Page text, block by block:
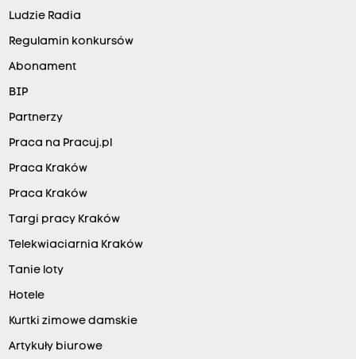
Ludzie Radia
Regulamin konkursów
Abonament
BIP
Partnerzy
Praca na Pracuj.pl
Praca Kraków
Praca Kraków
Targi pracy Kraków
Telekwiaciarnia Kraków
Tanie loty
Hotele
Kurtki zimowe damskie
Artykuły biurowe